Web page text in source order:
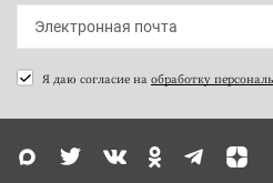
Я даю согласие на обработку